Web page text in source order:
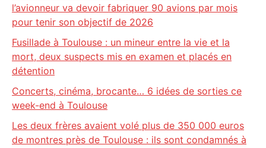
l’avionneur va devoir fabriquer 90 avions par mois
pour tenir son objectif de 2026
Fusillade à Toulouse : un mineur entre la vie et la
mort, deux suspects mis en examen et placés en
détention
Concerts, cinéma, brocante… 6 idées de sorties ce
week-end à Toulouse
Les deux frères avaient volé plus de 350 000 euros
de montres près de Toulouse : ils sont condamnés à